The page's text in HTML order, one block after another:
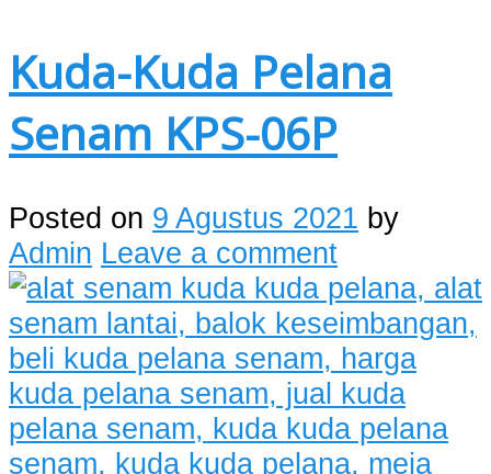
Kuda-Kuda Pelana
Senam KPS-06P
Posted on 9 Agustus 2021 by
Admin Leave a comment